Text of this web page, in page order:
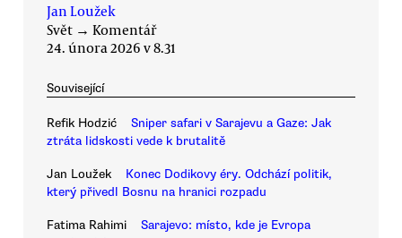
Jan Loužek
Svět → Komentář
24. února 2026 v 8.31
Související
Refik Hodzić
Sniper safari v Sarajevu a Gaze: Jak
ztráta lidskosti vede k brutalitě
Jan Loužek
Konec Dodikovy éry. Odchází politik,
který přivedl Bosnu na hranici rozpadu
Fatima Rahimi
Sarajevo: místo, kde je Evropa